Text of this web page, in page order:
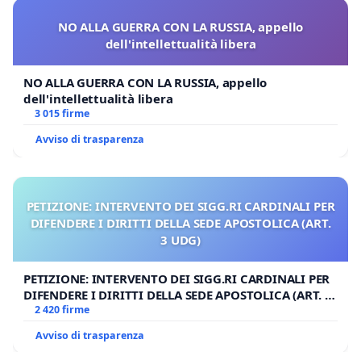
NO ALLA GUERRA CON LA RUSSIA, appello
dell'intellettualità libera
NO ALLA GUERRA CON LA RUSSIA, appello
dell'intellettualità libera
3 015 firme
Avviso di trasparenza
PETIZIONE: INTERVENTO DEI SIGG.RI CARDINALI PER
DIFENDERE I DIRITTI DELLA SEDE APOSTOLICA (ART.
3 UDG)
PETIZIONE: INTERVENTO DEI SIGG.RI CARDINALI PER
DIFENDERE I DIRITTI DELLA SEDE APOSTOLICA (ART. 3
UDG)
2 420 firme
Avviso di trasparenza